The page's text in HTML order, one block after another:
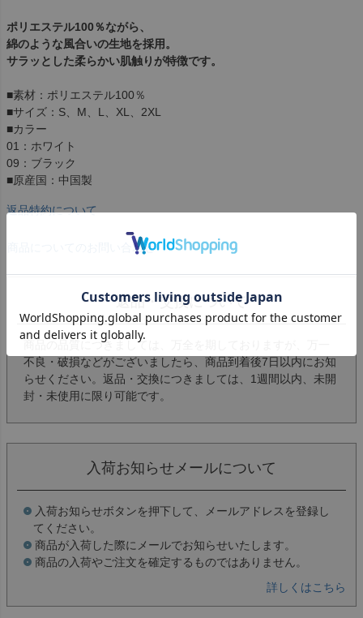
ポリエステル100％ながら、
綿のような風合いの生地を採用。
サラッとした柔らかい肌触りが特徴です。
■素材：ポリエステル100％
■サイズ：S、M、L、XL、2XL
■カラー
01：ホワイト
09：ブラック
■原産国：中国製
返品特約について
商品についてのお問い合わせ
返品・交換について
商品の品質につきましては、万全を期しておりますが、万一
不良・破損などがございましたら、商品到着後7日以内にお知
らせください。返品・交換につきましては、1週間以内、未開
封・未使用に限り可能です。
入荷お知らせメールについて
入荷お知らせボタンを押下して、メールアドレスを登録し
てください。
商品が入荷した際にメールでお知らせいたします。
商品の入荷やご注文を確定するものではありません。
詳しくはこちら